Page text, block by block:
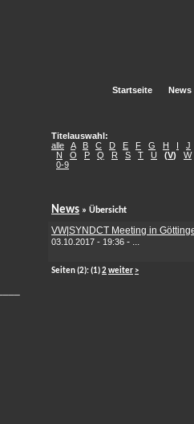
Startseite News
Titelauswahl:
alle
A B C D E F G H I
J
N
O P Q R S T U (V)
W
0-9
News » Übersicht
VW|SYNDCT Meeting in
03.10.2017 - 19:36 - ...
Seiten(2):(1)2weiter >